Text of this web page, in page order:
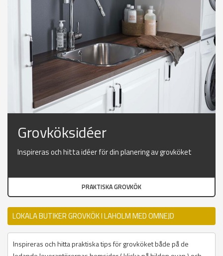
Grovköksidéer
Inspireras och hitta idéer för din planering av grovköket
PRAKTISKA GROVKÖK
LOKALA BUTIKER GROVKÖK I LAHOLM MED OMNEJD
Inspireras och hitta praktiska tips för grovköket både på de